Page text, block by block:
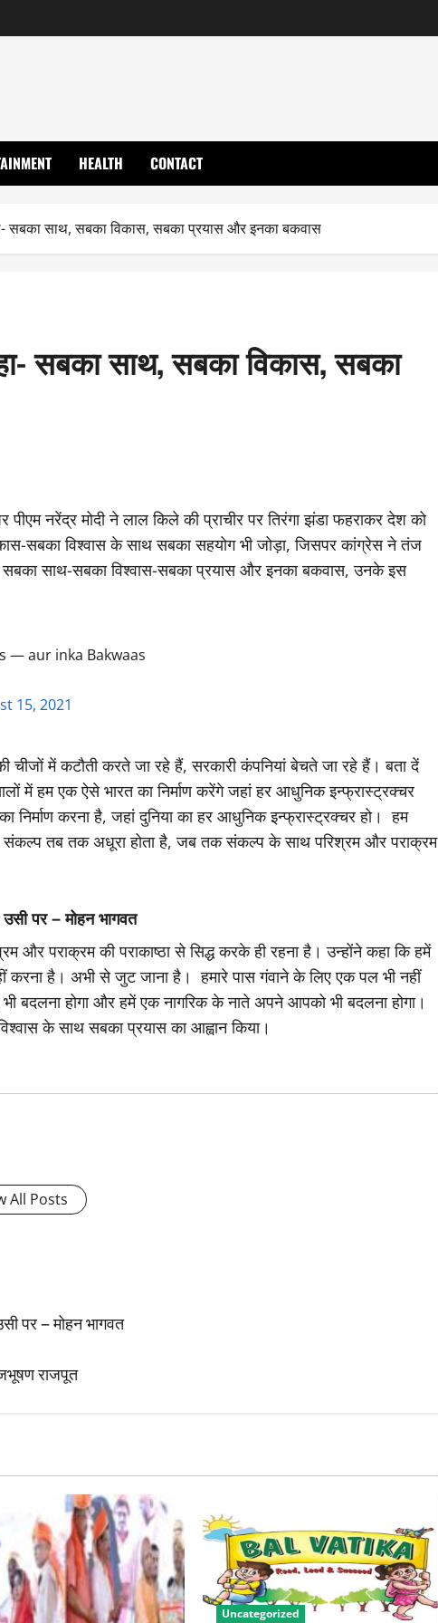
HEALTH CONTACT
सबका साथ, सबका विकास, सबका प्रयास और इनका बकवास
सबका साथ, सबका विकास, सबका
नरेंद्र मोदी ने लाल किले की प्राचीर पर तिरंगा झंडा फहराकर देश को
सबका विश्वास के साथ सबका सहयोग भी जोड़ा, जिसपर कांग्रेस ने तंज
साथ-सबका विश्वास-सबका प्रयास और इनका बकवास, उनके इस
— aur inka Bakwaas
15, 2021
चीजों में कटौती करते जा रहे हैं, सरकारी कंपनियां बेचते जा रहे हैं। बता दें
में हम एक ऐसे भारत का निर्माण करेंगे जहां हर आधुनिक इन्फ्रास्ट्रक्चर
करना है, जहां दुनिया का हर आधुनिक इन्फ्रास्ट्रक्चर हो। हम
तब तक अधूरा होता है, जब तक संकल्प के साथ परिश्रम और पराक्रम
उसी पर – मोहन भागवत
और पराक्रम की पराकाष्ठा से सिद्ध करके ही रहना है। उन्होंने कहा कि हमें
करना है। अभी से जुट जाना है। हमारे पास गंवाने के लिए एक पल भी नहीं
बदलना होगा और हमें एक नागरिक के नाते अपने आपको भी बदलना होगा।
के साथ सबका प्रयास का आह्वान किया।
All Posts
पर – मोहन भागवत
राजपूत
Uncategorized